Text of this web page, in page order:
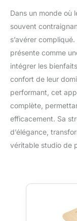
Dans un monde où
souvent
s’avérer
présente comme
intégrer les
confort de leur
performant, cet
complète,
efficacement. Sa
d’élégance,
véritable studio de